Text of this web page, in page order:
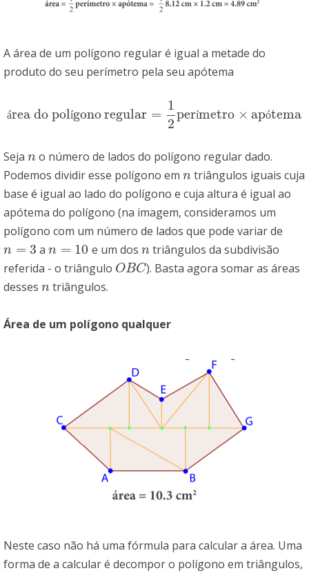
A área de um polígono regular é igual a metade do
produto do seu perímetro pela seu apótema
área do polígonoregular =
1
2
perímetro × apótema
área do polígonoregular=1 2perímetro×apótema
Seja n
n o número de lados do polígono regular dado.
Podemos dividir esse polígono em n
n triângulos iguais cuja
base é igual ao lado do polígono e cuja altura é igual ao
apótema do polígono (na imagem, consideramos um
polígono com um número de lados que pode variar de
n = 3
n= 3 an = 10
n=10 e um dos n
ntriângulos da subdivisão
referida - o triângulo OBC
OBC ). Basta agora somar as áreas
desses n
n triângulos.
Área de um polígono qualquer
Neste caso não há uma fórmula para calcular a área. Uma
forma de a calcular é decompor o polígono em triângulos,